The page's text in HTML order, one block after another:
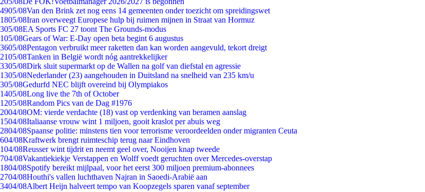
4905/08Van den Brink zet nog eens 14 gemeenten onder toezicht om spreidingswet
1805/08Iran overweegt Europese hulp bij ruimen mijnen in Straat van Hormuz
305/08EA Sports FC 27 toont The Grounds-modus
105/08Gears of War: E-Day open beta begint 6 augustus
3605/08Pentagon verbruikt meer raketten dan kan worden aangevuld, tekort dreigt
2105/08Tanken in België wordt nóg aantrekkelijker
3305/08Dirk sluit supermarkt op de Wallen na golf van diefstal en agressie
1305/08Nederlander (23) aangehouden in Duitsland na snelheid van 235 km/u
305/08Gedurfd NEC blijft overeind bij Olympiakos
1405/08Long live the 7th of October
1205/08Random Pics van de Dag #1976
2004/08OM: vierde verdachte (18) vast op verdenking van beramen aanslag
1504/08Italiaanse vrouw wint 1 miljoen, gooit kraslot per abuis weg
2804/08Spaanse politie: minstens tien voor terrorisme veroordeelden onder migranten Ceuta
604/08Kraftwerk brengt ruimteschip terug naar Eindhoven
104/08Reusser wint tijdrit en neemt geel over, Nooijen knap tweede
704/08Vakantiekiekje Verstappen en Wolff voedt geruchten over Mercedes-overstap
1804/08Spotify bereikt mijlpaal, voor het eerst 300 miljoen premium-abonnees
2704/08Houthi's vallen luchthaven Najran in Saoedi-Arabië aan
3404/08Albert Heijn halveert tempo van Koopzegels sparen vanaf september